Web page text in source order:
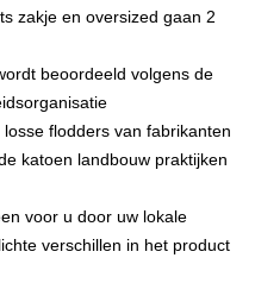
zakje en oversized gaan 2
beoordeeld volgens de
flodders van fabrikanten
katoen landbouw praktijken
voor u door uw lokale
verschillen in het product